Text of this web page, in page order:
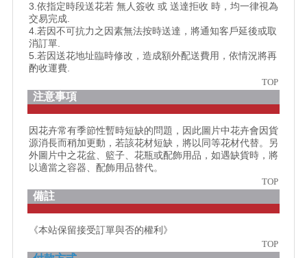
3.依指定時段送花若 無人簽收 或 送達拒收 時，均一律視為
交易完成.
4.若因不可抗力之因素無法按時送達，將通知客戶延後或取
消訂單.
5.若因送花地址臨時修改，造成額外配送費用，依情況將再
酌收運費.
TOP
注意事項
因花卉常有季節性暫時短缺的問題，因此圖片中花卉會因貨
源消長而稍加更動，若該花材短缺，將以同等花材代替。另
外圖片中之花盆、籃子、花瓶或配飾用品，如遇缺貨時，將
以適當之容器、配飾用品替代。
TOP
備註
《本站保留接受訂單與否的權利》
TOP